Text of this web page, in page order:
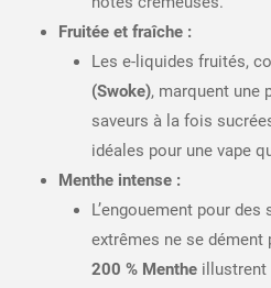
Fruitée et fraîche :
Les e-liquides fruités,
(Swoke), marquent une
saveurs à la fois
idéales pour une vape
Menthe intense :
L’engouement pour
extrêmes ne se
200 % Mentheillustrent